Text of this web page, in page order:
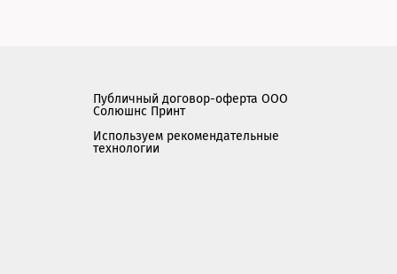
Публичный договор-оферта ООО
Солюшнс Принт
Используем рекомендательные
технологии